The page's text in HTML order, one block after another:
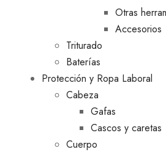
Otras
Accesorios
Triturado
Baterías
Protección y Ropa Laboral
Cabeza
Gafas
Cascos y caretas
Cuerpo